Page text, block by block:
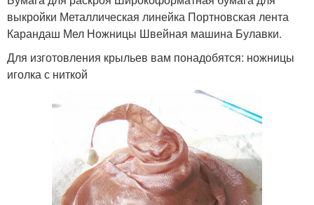
выкройки Металлическая линейка Портновская лента
Карандаш Мел Ножницы Швейная машина Булавки.
Для изготовления крыльев вам понадобятся: ножницы
иголка с ниткой